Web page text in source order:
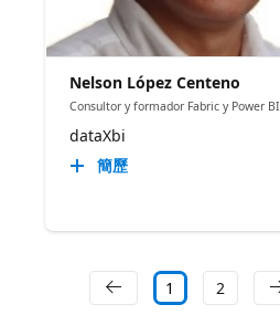
Nelson López Centeno
Consultor y formador Fabric y Power BI
dataXbi
簡歷
1 2